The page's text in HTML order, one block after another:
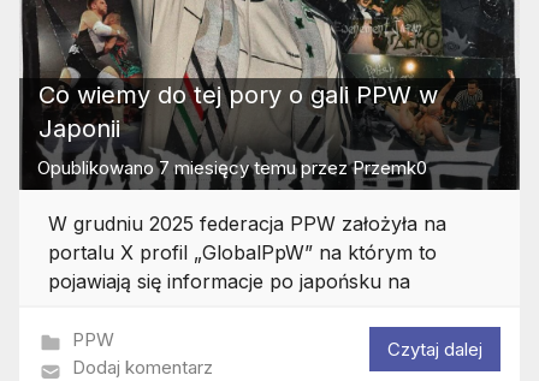
Co wiemy do tej pory o gali PPW w
Japonii
Opublikowano7 miesięcy temuprzezPrzemk0
W grudniu 2025 federacja PPW założyła na
portalu X profil „GlobalPpW” na którym to
pojawiają się informacje po japońsku na
PPW
Dodaj komentarz
Czytaj dalej